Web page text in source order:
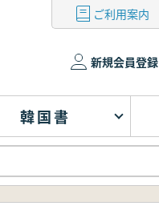
ご利用案内
新規会員登録
韓国書